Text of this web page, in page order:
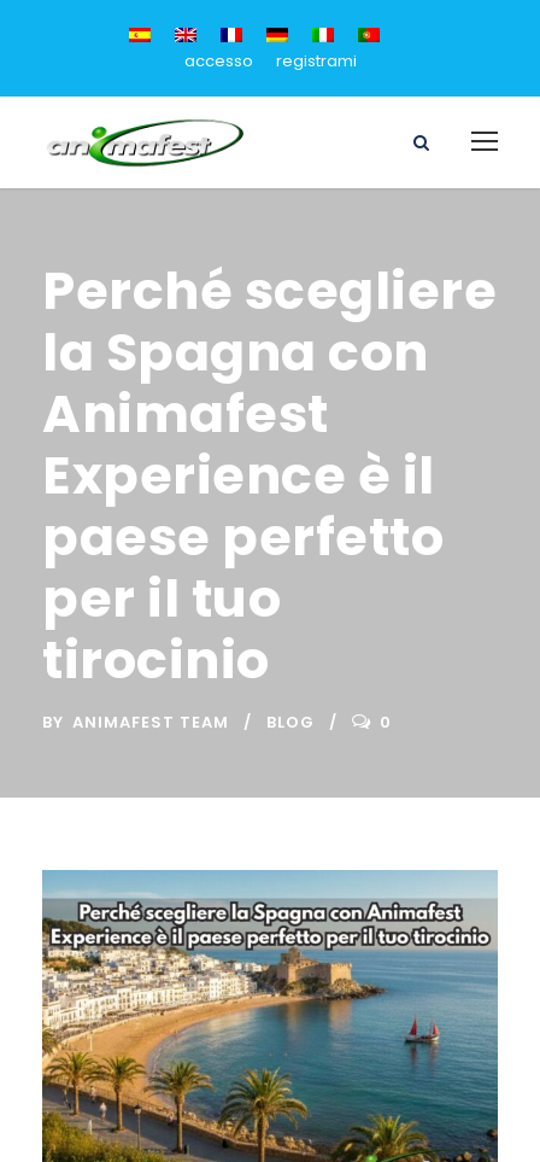
accesso registrami
Perché scegliere
la Spagna con
Animafest
Experience è il
paese perfetto
per il tuo
tirocinio
BY ANIMAFEST TEAM BLOG 0